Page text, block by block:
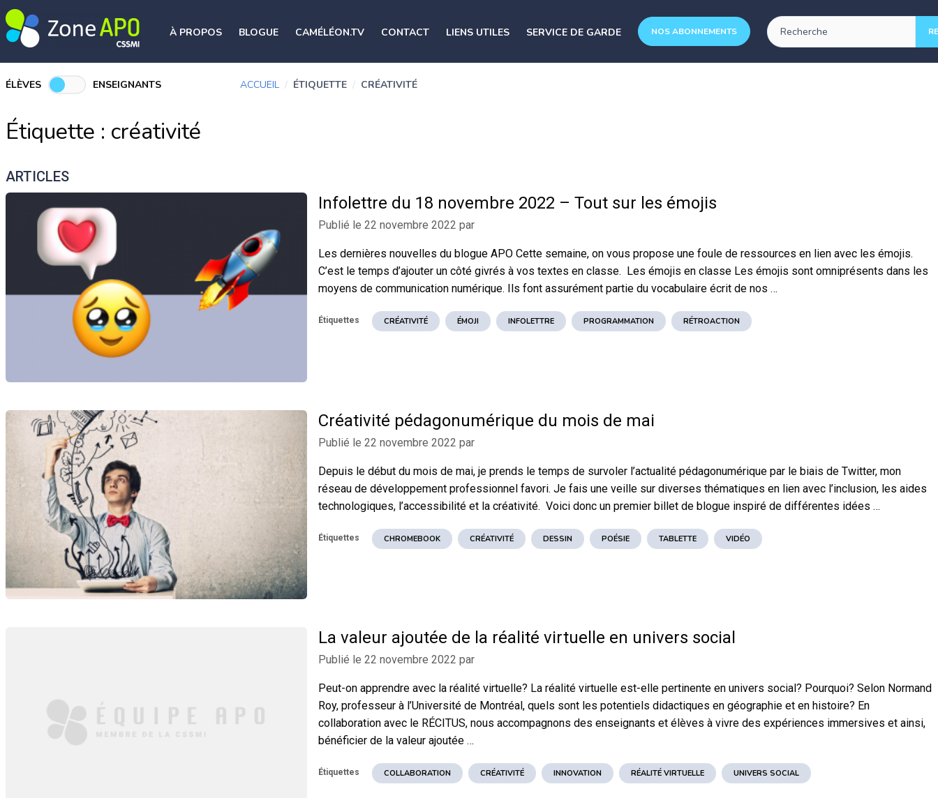
À PROPOS BLOGUE CAMÉLÉON.TV CONTACT LIENS UTILES SERVICE DE GARDE NOS ABONNEMENTS
ÉLÈVES ENSEIGNANTS ACCUEIL / ÉTIQUETTE / CRÉATIVITÉ
Étiquette : créativité
ARTICLES
Infolettre du 18 novembre 2022 – Tout sur les émojis
Publié le 22 novembre 2022 par
Les dernières nouvelles du blogue APO Cette semaine, on vous propose une foule de ressources en lien avec les émojis.
C’est le temps d’ajouter un côté givrés à vos textes en classe. Les émojis en classe Les émojis sont omniprésents dans les
moyens de communication numérique. Ils font assurément partie du vocabulaire écrit de nos …
Étiquettes CRÉATIVITÉ ÉMOJI INFOLETTRE PROGRAMMATION RÉTROACTION
Créativité pédagonumérique du mois de mai
Publié le 22 novembre 2022 par
Depuis le début du mois de mai, je prends le temps de survoler l’actualité pédagonumérique par le biais de Twitter, mon
réseau de développement professionnel favori. Je fais une veille sur diverses thématiques en lien avec l’inclusion, les aides
technologiques, l’accessibilité et la créativité. Voici donc un premier billet de blogue inspiré de différentes idées …
Étiquettes CHROMEBOOK CRÉATIVITÉ DESSIN POÉSIE TABLETTE VIDÉO
La valeur ajoutée de la réalité virtuelle en univers social
Publié le 22 novembre 2022 par
Peut-on apprendre avec la réalité virtuelle? La réalité virtuelle est-elle pertinente en univers social? Pourquoi? Selon Normand
Roy, professeur à l’Université de Montréal, quels sont les potentiels didactiques en géographie et en histoire? En
collaboration avec le RÉCITUS, nous accompagnons des enseignants et élèves à vivre des expériences immersives et ainsi,
bénéficier de la valeur ajoutée …
Étiquettes COLLABORATION CRÉATIVITÉ INNOVATION RÉALITÉ VIRTUELLE UNIVERS SOCIAL